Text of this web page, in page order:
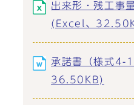
出来形・残工事
(Excel、
承諾書（様式4-
36.50KB)